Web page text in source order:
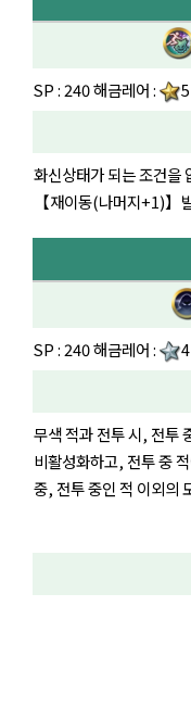
SP : 240 해금레어 : 5
화신상태가 되는 조건을
【재이동(나머지+1)】
SP : 240 해금레어 : 4
무색 적과 전투 시, 전투
비활성화하고, 전투 중
중, 전투 중인 적 이외의